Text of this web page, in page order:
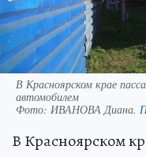
В Красноярском крае
автомобилем
Фото: ИВАНОВА Диана.
В Красноярском